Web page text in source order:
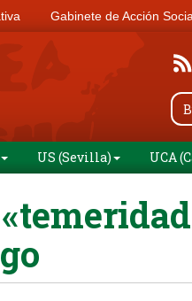
Gabinete de Acción
US (Sevilla) UCA